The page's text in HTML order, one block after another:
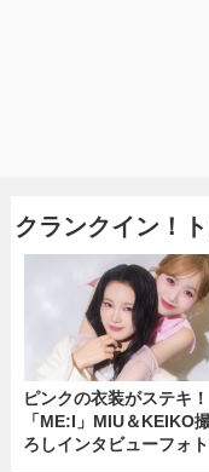
クランクイン！
ピンクの衣装がステキ！
「ME:I」MIU＆KEIKO
ろしインタビューフォト